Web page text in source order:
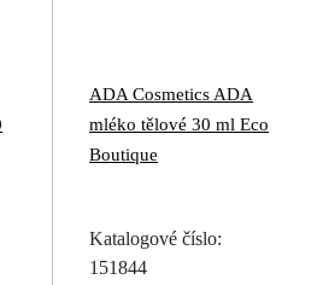
ADA Cosmetics ADA
mléko tělové 30 ml Eco
Boutique
Katalogové číslo:
151844